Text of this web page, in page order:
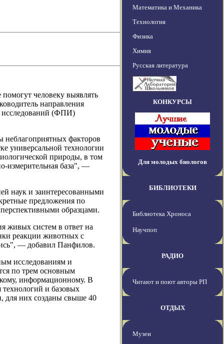
человеку выявлять
направления
исследований (ФПИ)
факторов
универсальной технологии
природы, в том
измерительная база", —
наук и заинтересованными
предложения по
образцами.
живых систем в ответ на
реакции животных с
— добавил Панфилов.
исследованиям и
по трем основным
информационному. В
и базовых
для них созданы свыше 40
Математика и Механика
Технология
Физика
Химия
Русская литература
КОНКУРСЫ
Для молодых биологов
БИБЛИОТЕКИ
Библиотека Хроноса
Научпоп
РАДИО
Читают и поют авторы РП
ОТДЫХ
Музеи